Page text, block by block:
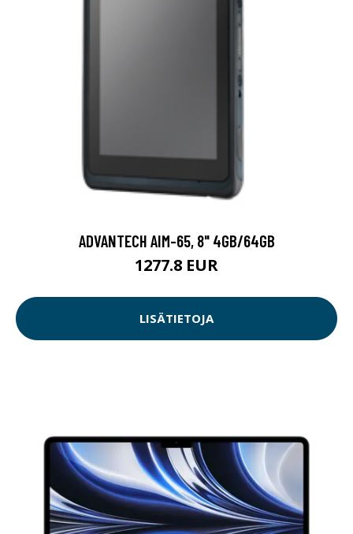
ADVANTECH AIM-65, 8" 4GB/64GB
1277.8 EUR
LISÄTIETOJA